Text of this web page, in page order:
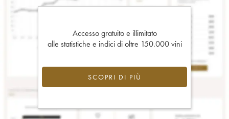
Accesso gratuito e illimitato
alle statistiche e indici di oltre 150.000 vini
SCOPRI DI PIÙ